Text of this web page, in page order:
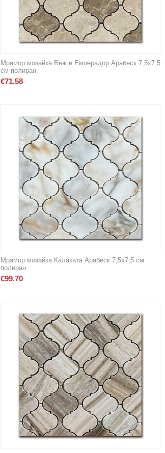
Мрамор мозайка Беж и Емперадор Арабеск 7,5х7,5
см полиран
€71.58
Мрамор мозайка Калаката Арабеск 7,5х7,5 см
полиран
€99.70